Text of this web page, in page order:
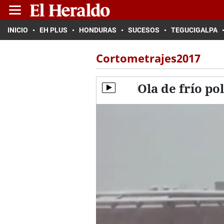
INICIO EH PLUS HONDURAS SUCESOS TEGUCIGALPA
Cortometrajes2017
Ola de frío